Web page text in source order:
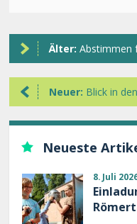
Älter:Abstimmen
Neuer: Blick in
Neueste
8. Juli